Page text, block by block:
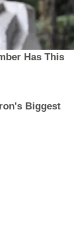
Has This
Biggest